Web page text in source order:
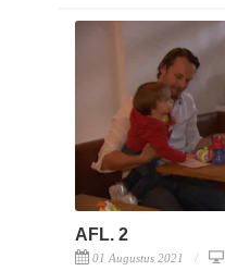
AFL. 2
01 Augustus 2021